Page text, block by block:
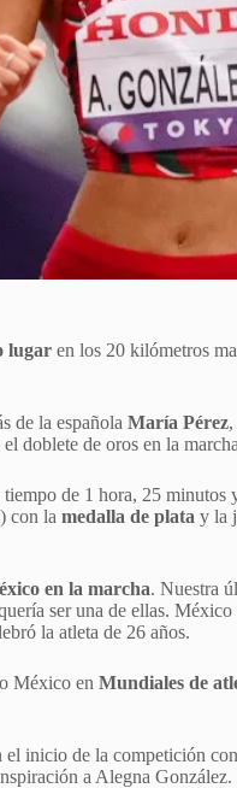
lugar en los 20 kilómetros
de la española María Pérez
doblete de oros en la
de 1 hora, 25
con la medalla de plata y la
en la marcha. Nuestra
ser una de ellas.
la atleta de 26 años.
México en Mundiales de
inicio de la competición
a Alegna González.